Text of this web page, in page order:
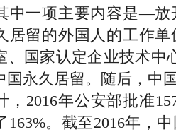
中一项主要内容是—放
居留的外国人的工作
、国家认定企业技术中
国永久居留。随后，中
年公安部批准
163%。截至2016年，